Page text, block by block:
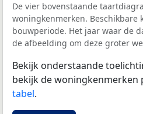
De vier bovenstaande
woningkenmerken.
bouwperiode. Het jaar waar de
de afbeelding om deze groter
Bekijk onderstaande
bekijk de woningkenmerken
tabel.